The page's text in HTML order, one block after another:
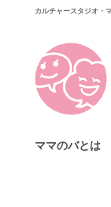
カルチャースタジオ・
ママのバとは